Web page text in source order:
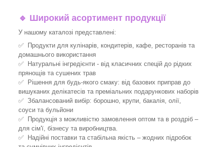
🔹 Широкий асортимент продукції
У нашому каталозі представлені:
✅ Продукти для кулінарів, кондитерів, кафе, ресторанів та
домашнього використання
✅ Натуральні інгредієнти - від класичних спецій до рідких
прянощів та сушених трав
✅ Рішення для будь-якого смаку: від базових приправ до
вишуканих делікатесів та преміальних подарункових наборів
✅ Збалансований вибір: борошно, крупи, бакалія, олії,
соуси та бульйони
✅ Продукція з можливістю замовлення оптом та в роздріб –
для сім'ї, бізнесу та виробництва.
✅ Надійні поставки та стабільна якість – жодних підробок